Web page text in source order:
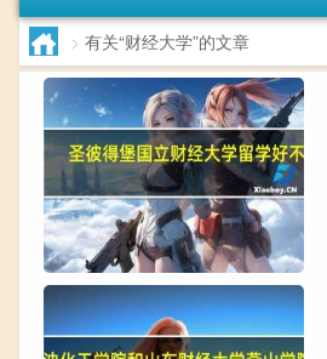
> 有关“财经大学”的文章